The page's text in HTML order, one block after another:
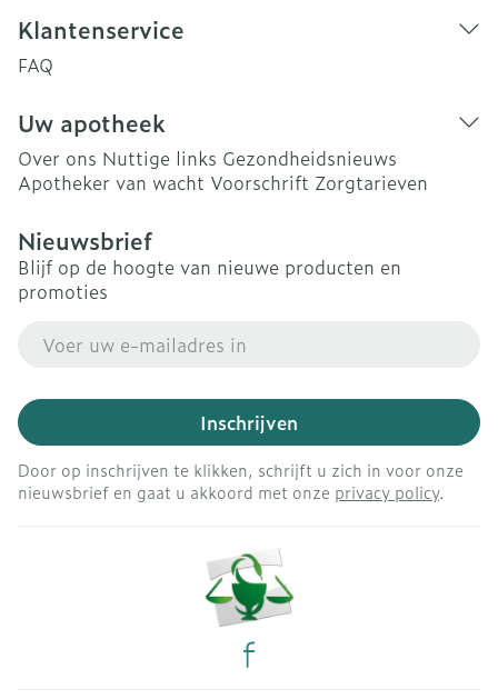
Klantenservice
FAQ
Uw apotheek
Over ons Nuttige links Gezondheidsnieuws
Apotheker van wacht Voorschrift Zorgtarieven
Nieuwsbrief
Blijf op de hoogte van nieuwe producten en
promoties
Inschrijven
Door op inschrijven te klikken, schrijft u zich in voor onze
nieuwsbrief en gaat u akkoord met onze privacy policy.